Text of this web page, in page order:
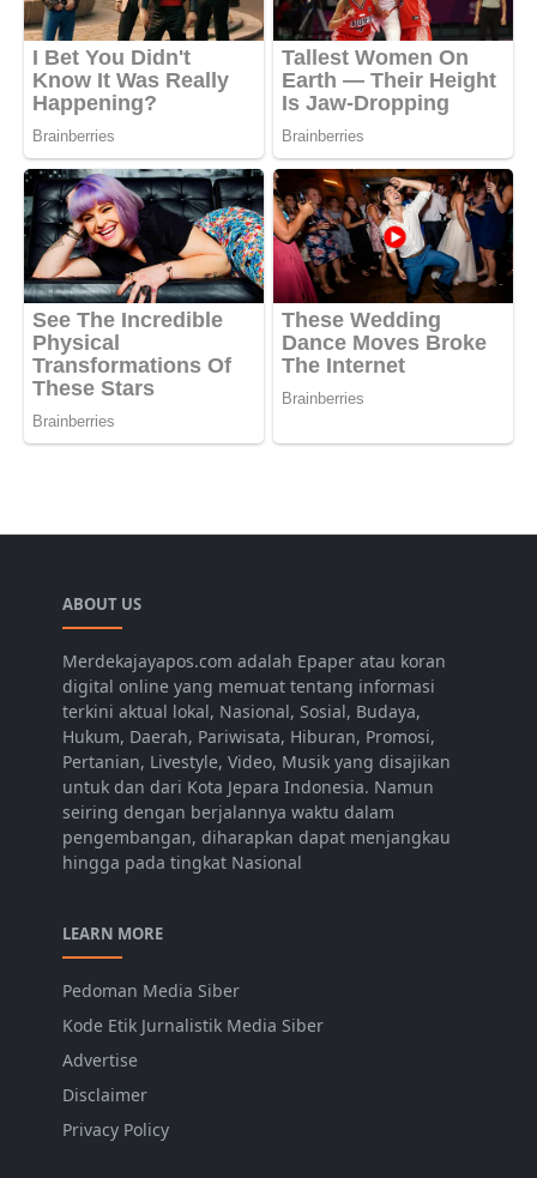
ABOUT US
Merdekajayapos.com adalah Epaper atau koran
digital online yang memuat tentang informasi
terkini aktual lokal, Nasional, Sosial, Budaya,
Hukum, Daerah, Pariwisata, Hiburan, Promosi,
Pertanian, Livestyle, Video, Musik yang disajikan
untuk dan dari Kota Jepara Indonesia. Namun
seiring dengan berjalannya waktu dalam
pengembangan, diharapkan dapat menjangkau
hingga pada tingkat Nasional
LEARN MORE
Pedoman Media Siber
Kode Etik Jurnalistik Media Siber
Advertise
Disclaimer
Privacy Policy